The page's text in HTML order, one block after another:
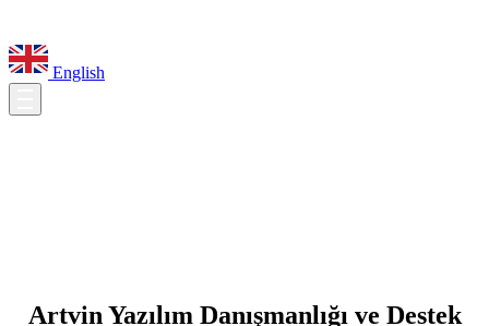
English
Artvin Yazılım Danışmanlığı ve Destek